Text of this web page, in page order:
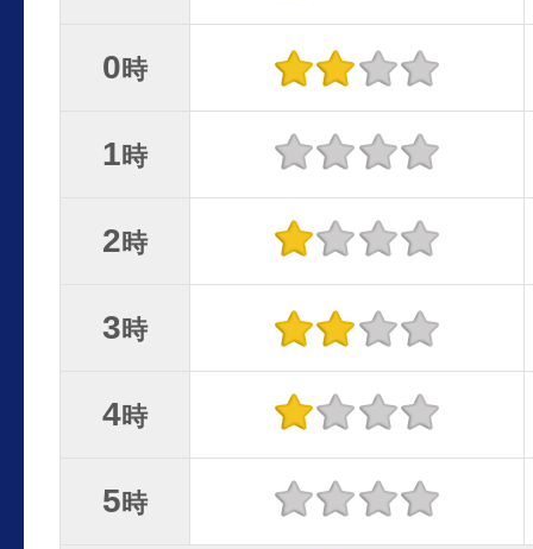
0時
1時
2時
3時
4時
5時